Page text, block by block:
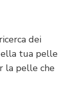
dei
tua pelle
la pelle che